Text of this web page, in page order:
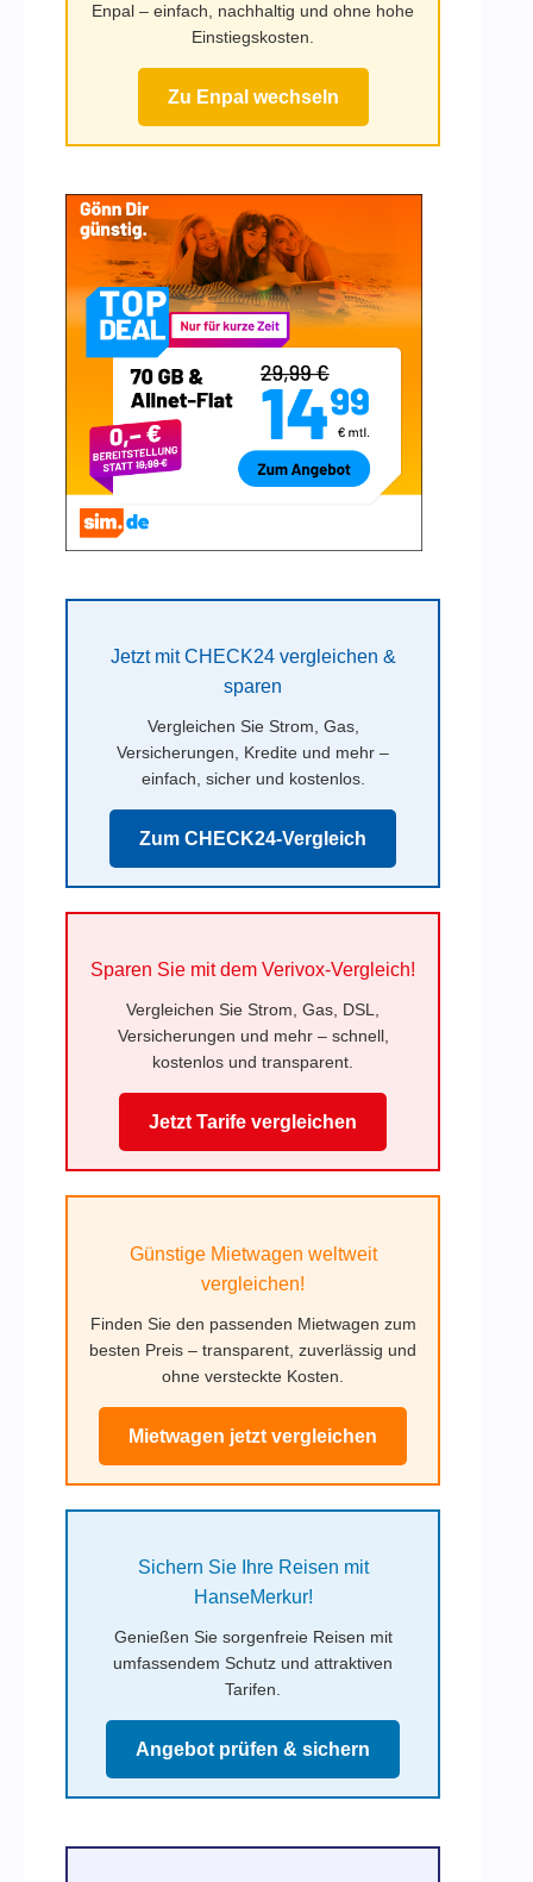
Enpal – einfach, nachhaltig und ohne hohe
Einstiegskosten.
Zu Enpal wechseln
Jetzt mit CHECK24 vergleichen &
sparen
Vergleichen Sie Strom, Gas,
Versicherungen, Kredite und mehr –
einfach, sicher und kostenlos.
Zum CHECK24-Vergleich
Sparen Sie mit dem Verivox-Vergleich!
Vergleichen Sie Strom, Gas, DSL,
Versicherungen und mehr – schnell,
kostenlos und transparent.
Jetzt Tarife vergleichen
Günstige Mietwagen weltweit
vergleichen!
Finden Sie den passenden Mietwagen zum
besten Preis – transparent, zuverlässig und
ohne versteckte Kosten.
Mietwagen jetzt vergleichen
Sichern Sie Ihre Reisen mit
HanseMerkur!
Genießen Sie sorgenfreie Reisen mit
umfassendem Schutz und attraktiven
Tarifen.
Angebot prüfen & sichern